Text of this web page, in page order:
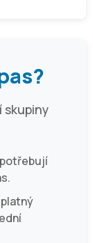
skupiny